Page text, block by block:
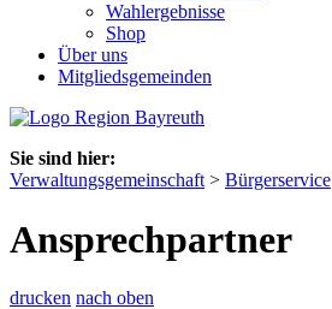
Wahlergebnisse
Shop
Über uns
Mitgliedsgemeinden
Sie sind hier:
Verwaltungsgemeinschaft > Bürgerservice
Ansprechpartner
drucken nach oben